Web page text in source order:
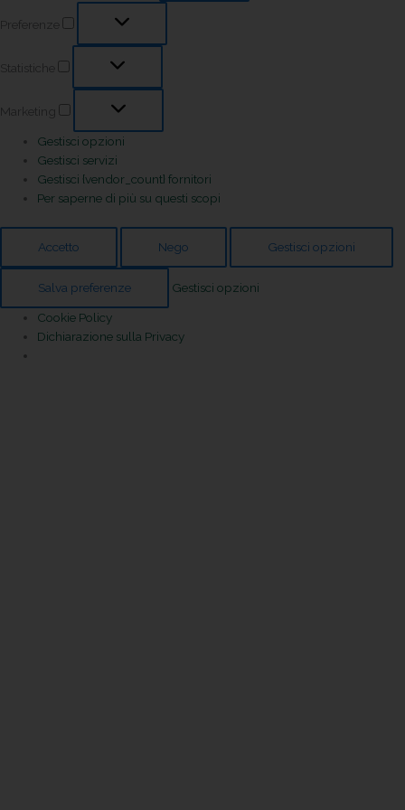
Preferenze
Statistiche
Marketing
Gestisci opzioni
Gestisci servizi
Gestisci {vendor_count} fornitori
Per saperne di più su questi scopi
Accetto Nego Gestisci opzioni
Salva preferenze Gestisci opzioni
Cookie Policy
Dichiarazione sulla Privacy